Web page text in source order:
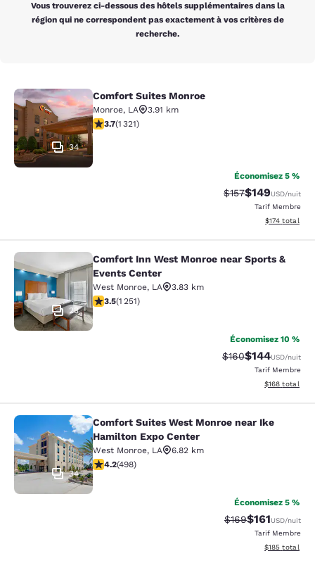
Vous trouverez ci-dessous des hôtels supplémentaires dans la
région qui ne correspondent pas exactement à vos critères de
recherche.
Comfort Suites Monroe
34
Comfort Suites Monroe
Monroe, LA
3.91 km
3.69 étoiles. Bien. 1321 commentaires
3.7(1 321)
Économisez 5 %
Tarif barré :
$157Tarif réduit :
$149USD/nuit
Tarif Membre
Afficher les
$174 total
Comfort Inn West Monroe near
23
Comfort Inn West Monroe near Sports &
Events Center
West Monroe, LA
3.83 km
3.55 étoiles. Bien. 1251 commentaires
3.5(1 251)
Économisez 10 %
Tarif barré :
$160Tarif réduit :
$144USD/nuit
Tarif Membre
Afficher les
$168 total
Comfort Suites West Monroe near
34
Comfort Suites West Monroe near Ike
Hamilton Expo Center
West Monroe, LA
6.82 km
4.15 étoiles. Très Bien. 498 commentaires
4.2(498)
Économisez 5 %
Tarif barré :
$169Tarif réduit :
$161USD/nuit
Tarif Membre
Afficher les
$185 total